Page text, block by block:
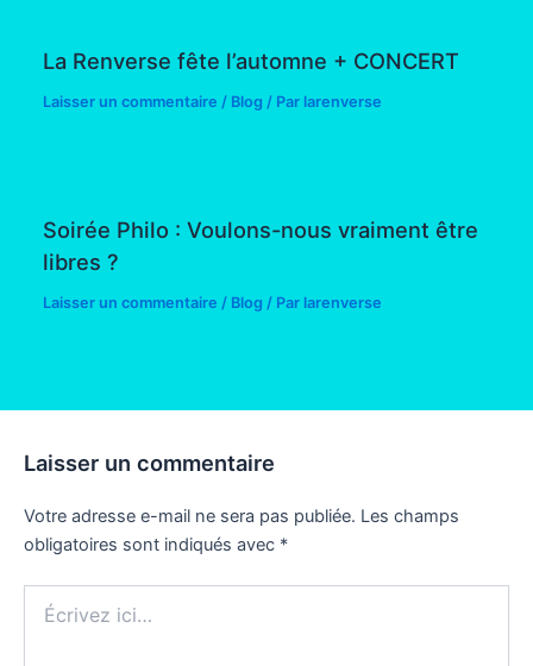
La Renverse fête l’automne + CONCERT
Laisser un commentaire / Blog / Par larenverse
Soirée Philo : Voulons-nous vraiment être
libres ?
Laisser un commentaire / Blog / Par larenverse
Laisser un commentaire
Votre adresse e-mail ne sera pas publiée. Les champs
obligatoires sont indiqués avec *
ici…